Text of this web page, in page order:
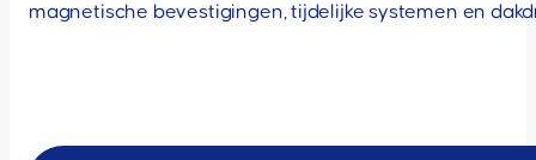
magnetische bevestigingen, tijdelijke systemen en